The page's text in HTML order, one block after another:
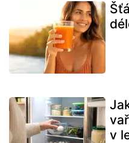
v